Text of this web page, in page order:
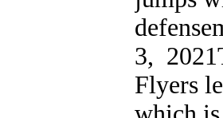
3,
Flyers